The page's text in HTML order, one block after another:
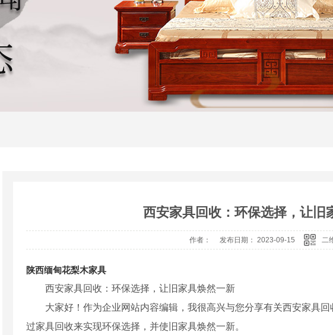
西安家具回收：环保选择，让旧
作者： 发布日期： 2023-09-15 二
陕西缅甸花梨木家具
西安家具回收：环保选择，让旧家具焕然一新
大家好！作为企业网站内容编辑，我很高兴与您分享有关西安家具
过家具回收来实现环保选择，并使旧家具焕然一新。